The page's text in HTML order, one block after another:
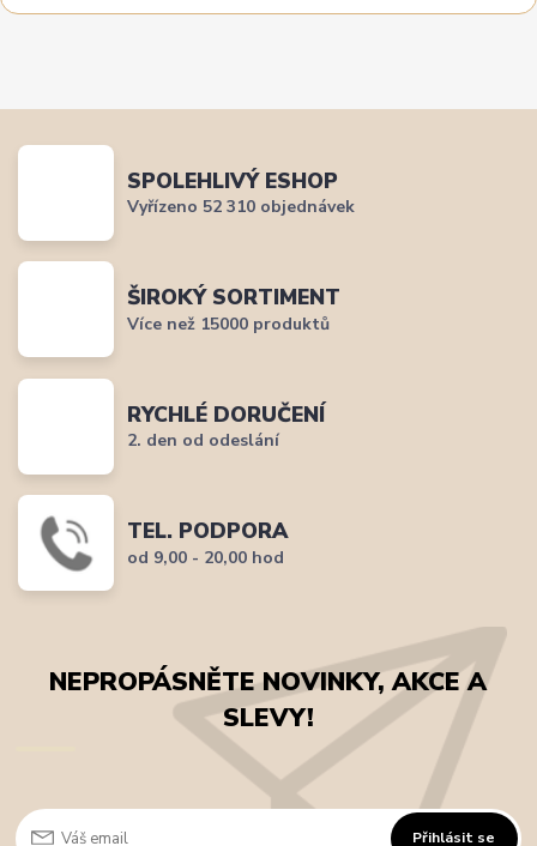
SPOLEHLIVÝ ESHOP
Vyřízeno 52 310 objednávek
ŠIROKÝ SORTIMENT
Více než 15000 produktů
RYCHLÉ DORUČENÍ
2. den od odeslání
TEL. PODPORA
od 9,00 - 20,00 hod
NEPROPÁSNĚTE NOVINKY, AKCE A
SLEVY!
Přihlásit se